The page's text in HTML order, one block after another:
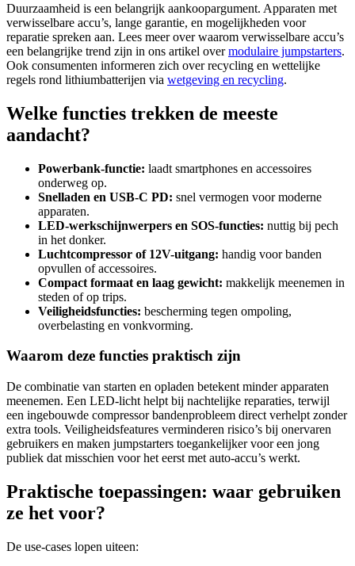
Duurzaamheid is een belangrijk aankoopargument. Apparaten met
verwisselbare accu’s, lange garantie, en mogelijkheden voor
reparatie spreken aan. Lees meer over waarom verwisselbare accu’s
een belangrijke trend zijn in ons artikel overmodulaire jumpstarters.
Ook consumenten informeren zich over recycling en wettelijke
regels rond lithiumbatterijen via wetgeving en recycling.
Welke functies trekken de meeste
aandacht?
Powerbank-functie: laadt smartphones en accessoires
onderweg op.
Snelladen en USB-C PD: snel vermogen voor moderne
apparaten.
LED-werkschijnwerpers en SOS-functies: nuttig bij pech
in het donker.
Luchtcompressor of 12V-uitgang: handig voor banden
opvullen of accessoires.
Compact formaat en laag gewicht: makkelijk meenemen in
steden of op trips.
Veiligheidsfuncties: bescherming tegen ompoling,
overbelasting en vonkvorming.
Waarom deze functies praktisch zijn
De combinatie van starten en opladen betekent minder apparaten
meenemen. Een LED-licht helpt bij nachtelijke reparaties, terwijl
een ingebouwde compressor bandenprobleem direct verhelpt zonder
extra tools. Veiligheidsfeatures verminderen risico’s bij onervaren
gebruikers en maken jumpstarters toegankelijker voor een jong
publiek dat misschien voor het eerst met auto-accu’s werkt.
Praktische toepassingen: waar gebruiken
ze het voor?
De use-cases lopen uiteen: